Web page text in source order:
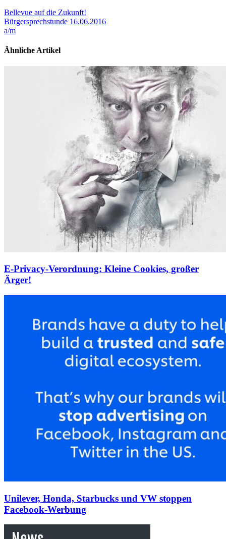
Bellevue auf die Zukunft!
Bürgersprechstunde 16.06.2016
a/m
Ähnliche Artikel
E-Privacy-Verordnung: Kleine Cookies, großer
Ärger!
Unilever, Honda, Starbucks und VW stoppen
Facebook-Werbung